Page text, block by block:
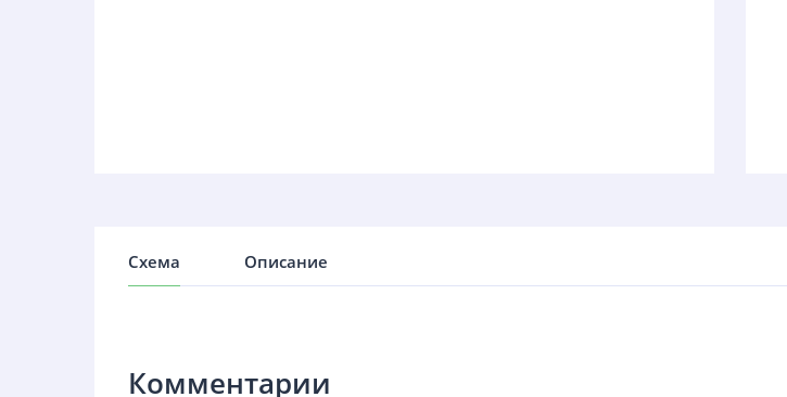
Схема Описание
Комментарии